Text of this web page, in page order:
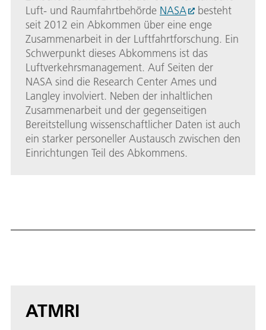
Luft- und Raumfahrtbehörde NASA
besteht
seit 2012 ein Abkommen über eine enge
Zusammenarbeit in der Luftfahrtforschung. Ein
Schwerpunkt dieses Abkommens ist das
Luftverkehrsmanagement. Auf Seiten der
NASA sind die Research Center Ames und
Langley involviert. Neben der inhaltlichen
Zusammenarbeit und der gegenseitigen
Bereitstellung wissenschaftlicher Daten ist auch
ein starker personeller Austausch zwischen den
Einrichtungen Teil des Abkommens.
ATMRI